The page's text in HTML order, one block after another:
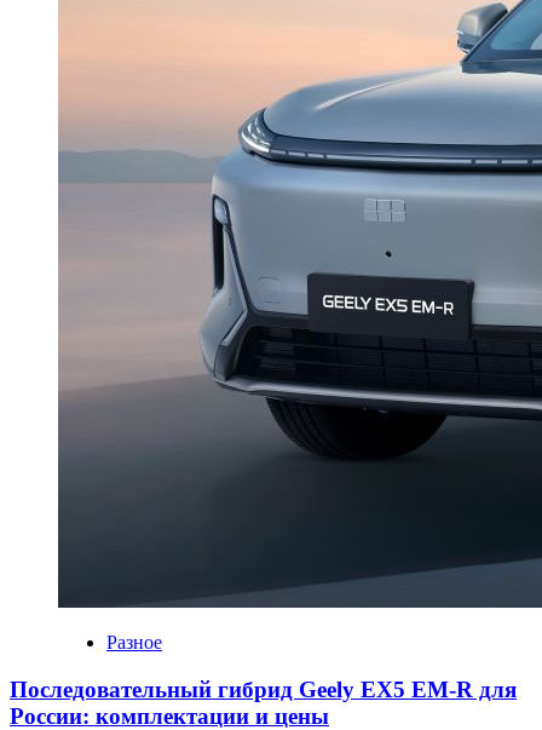
Разное
Последовательный гибрид Geely EX5 EM-R для
России: комплектации и цены